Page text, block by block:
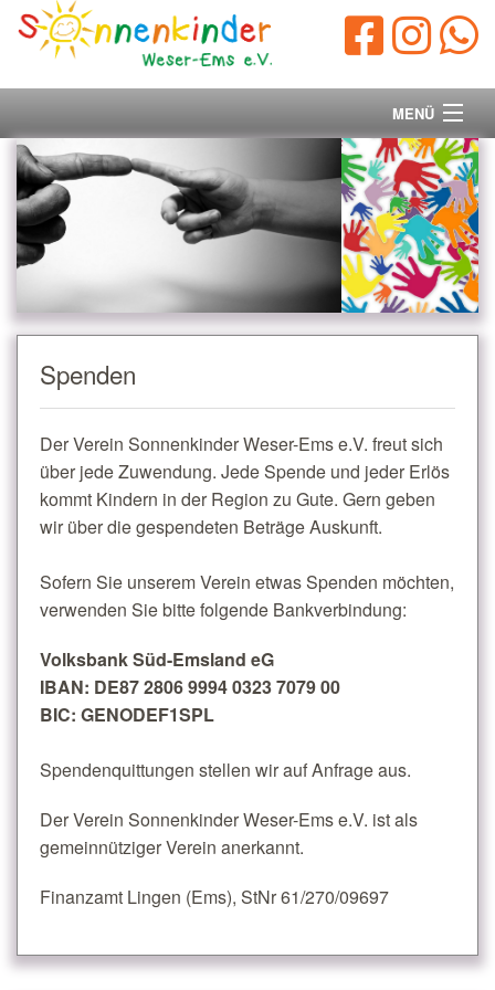
MENÜ
Vorstand
Unsere Ziele
Ihre Spende
Kontakt
Spenden
Der Verein Sonnenkinder Weser-Ems e.V. freut sich
über jede Zuwendung. Jede Spende und jeder Erlös
kommt Kindern in der Region zu Gute. Gern geben
wir über die gespendeten Beträge Auskunft.
Sofern Sie unserem Verein etwas Spenden möchten,
verwenden Sie bitte folgende Bankverbindung:
Volksbank Süd-Emsland eG
IBAN: DE87 2806 9994 0323 7079 00
BIC: GENODEF1SPL
Spendenquittungen stellen wir auf Anfrage aus.
Der Verein Sonnenkinder Weser-Ems e.V. ist als
gemeinnütziger Verein anerkannt.
Finanzamt Lingen (Ems), StNr 61/270/09697